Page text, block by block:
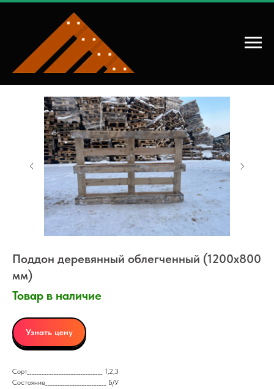
Главная → Купить поддон деревянный
Поддон деревянный облегченный (1200x800
мм)
Товар в наличие
Узнать цену
Сорт_______________________________ 1,2,3
Состояние_________________________ Б/У